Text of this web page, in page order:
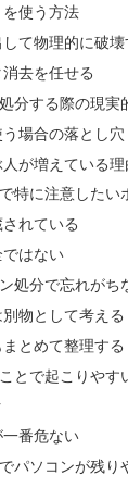
使う方法
て物理的に破壊
去を任せる
分する際の現実
場合の落とし穴
が増えている理
特に注意したい
れている
はない
処分で忘れがち
物として考える
とめて整理する
とで起こりやす
一番危ない
パソコンが残り